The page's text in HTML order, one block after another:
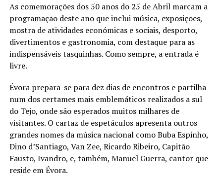
As comemorações dos 50 anos do 25 de Abril marcam a
programação deste ano que inclui música, exposições,
mostra de atividades económicas e sociais, desporto,
divertimentos e gastronomia, com destaque para as
indispensáveis tasquinhas. Como sempre, a entrada é
livre.
Évora prepara-se para dez dias de encontros e partilha
num dos certames mais emblemáticos realizados a sul
do Tejo, onde são esperados muitos milhares de
visitantes. O cartaz de espetáculos apresenta outros
grandes nomes da música nacional como Buba Espinho,
Dino d’Santiago, Van Zee, Ricardo Ribeiro, Capitão
Fausto, Ivandro, e, também, Manuel Guerra, cantor que
reside em Évora.